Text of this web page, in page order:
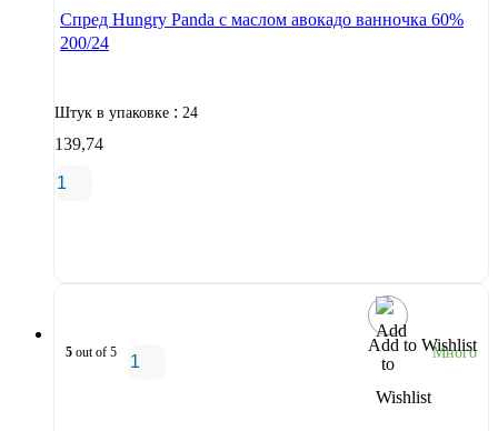
Спред Hungry Panda с маслом авокадо ванночка 60%
200/24
Штук в упаковке : 24
139,74
Add to Wishlist
5 out of 5 Много